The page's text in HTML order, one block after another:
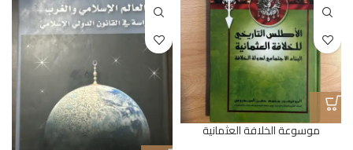
موسوعة الخلافة العثمانية